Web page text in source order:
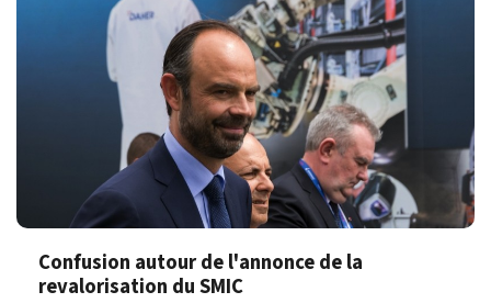
Confusion autour de l'annonce de la
revalorisation du SMIC